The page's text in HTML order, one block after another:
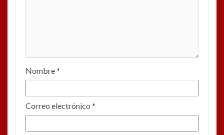
Nombre*
Correo electrónico *